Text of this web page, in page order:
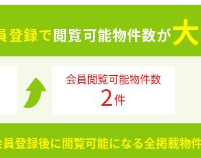
登録で閲覧可能物件数が
会員閲覧可能物件数
2件
員登録後に閲覧可能になる全掲載物